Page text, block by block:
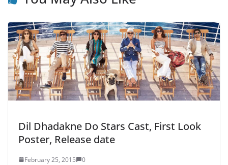
Dil Dhadakne Do Stars Cast, First Look
Poster, Release date
February 25, 2015 0